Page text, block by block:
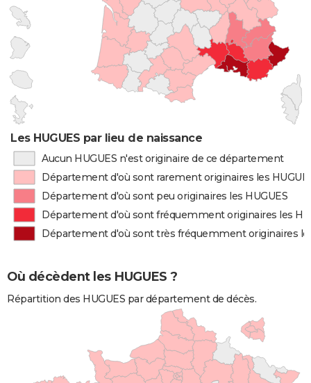
Les HUGUES par lieu de naissance
Aucun HUGUES n'est originaire de ce département
Département d'où sont rarement originaires les
Département d'où sont peu originaires les HUGUES
Département d'où sont fréquemment originaires les
Département d'où sont très fréquemment originaires
Où décèdent les HUGUES ?
Répartition des HUGUES par département de décès.